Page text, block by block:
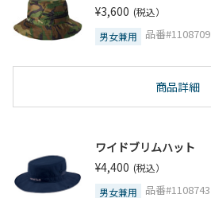
¥3,600 (税込）
男女兼用
品番#1108709
商品詳細
ワイドブリムハット
¥4,400 (税込）
男女兼用
品番#1108743